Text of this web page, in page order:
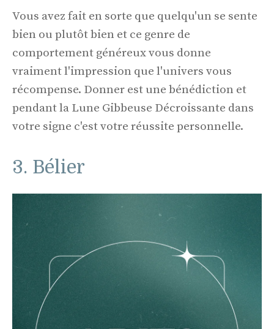
Vous avez fait en sorte que quelqu'un se sente
bien ou plutôt bien et ce genre de
comportement généreux vous donne
vraiment l'impression que l'univers vous
récompense. Donner est une bénédiction et
pendant la Lune Gibbeuse Décroissante dans
votre signe c'est votre réussite personnelle.
3. Bélier